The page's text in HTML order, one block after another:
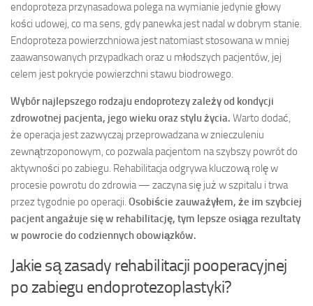
endoproteza przynasadowa polega na wymianie jedynie głowy
kości udowej, co ma sens, gdy panewka jest nadal w dobrym stanie.
Endoproteza powierzchniowa jest natomiast stosowana w mniej
zaawansowanych przypadkach oraz u młodszych pacjentów, jej
celem jest pokrycie powierzchni stawu biodrowego.
Wybór najlepszego rodzaju endoprotezy zależy od kondycji
zdrowotnej pacjenta, jego wieku oraz stylu życia. Warto dodać,
że operacja jest zazwyczaj przeprowadzana w znieczuleniu
zewnątrzoponowym, co pozwala pacjentom na szybszy powrót do
aktywności po zabiegu. Rehabilitacja odgrywa kluczową rolę w
procesie powrotu do zdrowia — zaczyna się już w szpitalu i trwa
przez tygodnie po operacji. Osobiście zauważyłem, że im szybciej
pacjent angażuje się w rehabilitację, tym lepsze osiąga rezultaty
w powrocie do codziennych obowiązków.
Jakie są zasady rehabilitacji pooperacyjnej
po zabiegu endoprotezoplastyki?